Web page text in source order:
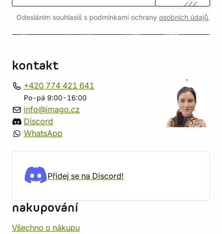
Odesláním souhlasíš s podmínkami ochrany osobních údajů.
kontakt
+420 774 421 641
Po-pá 9:00-16:00
info@imago.cz
Discord
WhatsApp
Přidej se na Discord!
nakupování
Všechno o nákupu